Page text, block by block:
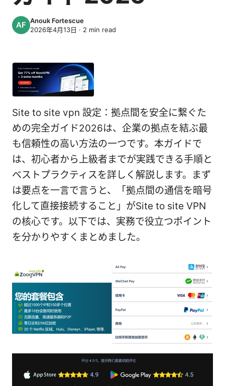
Anouk Fortescue
2026年4月13日 · 2 min read
Site to site vpn 設定：拠点間を安全に繋ぐた
めの完全ガイド2026は、企業の拠点を結ぶ最
も信頼性の高い方法の一つです。本ガイドで
は、初心者から上級者までが実践できる手順と
ベストプラクティスを詳しく解説します。まず
は要点を一言で言うと、「拠点間の通信を暗号
化して直接接続すること」がSite to site VPN
の核心です。以下では、実務で役立つポイント
を分かりやすくまとめました。